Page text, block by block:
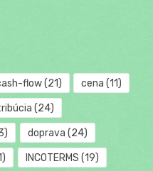
flow(21) cena (11)
(24)
doprava (24)
INCOTERMS (19)